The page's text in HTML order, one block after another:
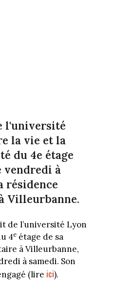
l'université
la vie et la
du 4e étage
vendredi à
résidence
Villeurbanne.
de l’université Lyon
4eétage de sa
à Villeurbanne,
à samedi. Son
(lire ici).